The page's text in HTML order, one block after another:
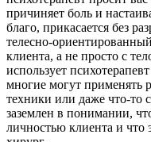
причиняет боль и
благо, прикасается без
телесно-
клиента, а не просто с
использует
многие могут применять
техники или даже что-то
заземлен в понимании,
личностью клиента и что